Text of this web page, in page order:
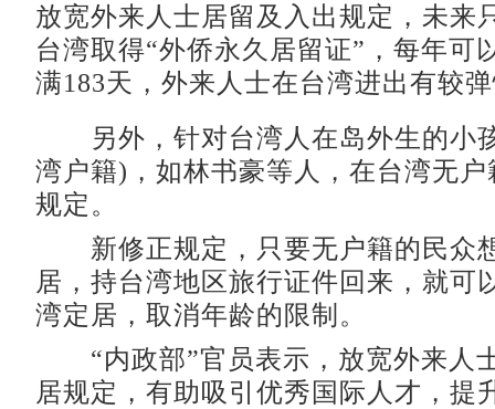
放宽外来人士居留及入出规定，未来
台湾取得“外侨永久居留证”，每年可
满183天，外来人士在台湾进出有较
另外，针对台湾人在岛外生的小
湾户籍)，如林书豪等人，在台湾无
规定。
新修正规定，只要无户籍的民众
居，持台湾地区旅行证件回来，就可
湾定居，取消年龄的限制。
“内政部”官员表示，放宽外来人
居规定，有助吸引优秀国际人才，提